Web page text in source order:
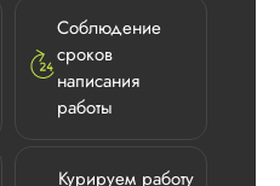
Соблюдение
сроков
написания
работы
Курируем работу